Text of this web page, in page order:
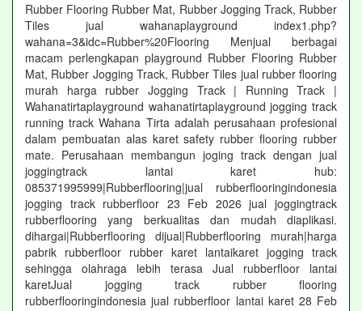
Rubber Flooring Rubber Mat, Rubber Jogging Track, Rubber
Tiles jual wahanaplayground index1.php?
wahana=3&idc=Rubber%20Flooring Menjual berbagai
macam perlengkapan playground Rubber Flooring Rubber
Mat, Rubber Jogging Track, Rubber Tiles jual rubber flooring
murah harga rubber Jogging Track | Running Track |
Wahanatirtaplayground wahanatirtaplayground jogging track
running track Wahana Tirta adalah perusahaan profesional
dalam pembuatan alas karet safety rubber flooring rubber
mate. Perusahaan membangun joging track dengan jual
joggingtrack lantai karet hub:
085371995999|Rubberflooring|jual rubberflooringindonesia
jogging track rubberfloor 23 Feb 2026 jual joggingtrack
rubberflooring yang berkualitas dan mudah diaplikasi.
dihargai|Rubberflooring dijual|Rubberflooring murah|harga
pabrik rubberfloor rubber karet lantaikaret jogging track
sehingga olahraga lebih terasa Jual rubberfloor lantai
karetJual jogging track rubber flooring
rubberflooringindonesia jual rubberfloor lantai karet 28 Feb